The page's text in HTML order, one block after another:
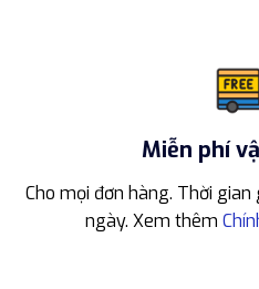
Miễn phí
Cho mọi đơn hàng. Thời
ngày. Xem thêm